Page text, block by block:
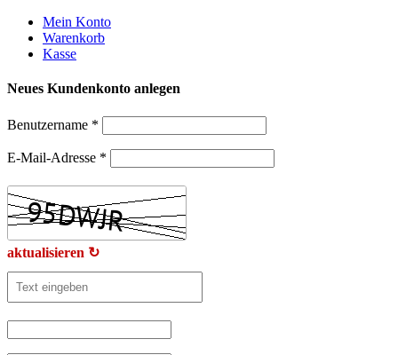
Weiter
zum
Inhalt
Mein Konto
Warenkorb
Kasse
Neues Kundenkonto anlegen
Benutzername *
E-Mail-Adresse *
aktualisieren ↻